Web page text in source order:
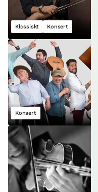
Klassiskt Konsert
Konsert